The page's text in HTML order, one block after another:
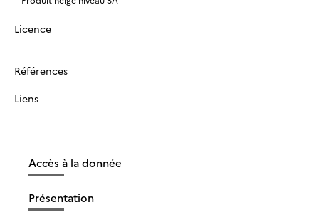
Licence
Références
Liens
Accès à la donnée
Présentation